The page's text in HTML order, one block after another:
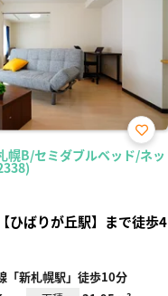
幌B/セミダブルベッド/ネッ
お気
に入
ひばりが丘駅】まで徒歩4
「新札幌駅」徒歩10分